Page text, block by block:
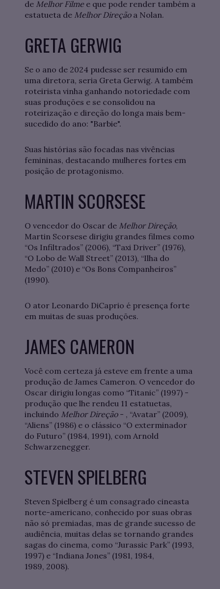
de Melhor Filme e que pode render também a
estatueta de Melhor Direçãoa Nolan.
GRETA GERWIG
Se o ano de 2024 pudesse ser resumido em
uma diretora, seria Greta Gerwig. A também
roteirista vinha ganhando notoriedade com
suas produções e se consolidou na
roteirização e direção do longa mais bem-
sucedido do ano: "Barbie".
Suas histórias são focadas nas vivências
femininas, destacando mulheres fortes em
posição de protagonismo.
MARTIN SCORSESE
O vencedor do Oscar de Melhor Direção,
Martin Scorsese dirigiu grandes filmes como
“Os Infiltrados” (2006), “Taxi Driver” (1976),
“O Lobo de Wall Street” (2013), “Ilha do
Medo” (2010) e “Os Bons Companheiros”
(1990).
O ator Leonardo DiCaprio é presença forte
em muitas de suas produções.
JAMES CAMERON
Você com certeza já esteve em frente a uma
produção de James Cameron. O vencedor do
Oscar dirigiu longas como “Titanic” (1997) -
produção que lhe rendeu 11 estatuetas,
incluindo Melhor Direção- , “Avatar” (2009),
“Aliens” (1986) e o clássico “O exterminador
do Futuro” (1984, 1991), com Arnold
Schwarzenegger.
STEVEN SPIELBERG
Steven Spielberg é um consagrado cineasta
norte-americano, conhecido por suas obras
não só premiadas, mas de grande sucesso de
audiência, muitas delas se tornando grandes
sagas do cinema, como “Jurassic Park” (1993,
1997) e “Indiana Jones” (1981, 1984,
1989, 2008).